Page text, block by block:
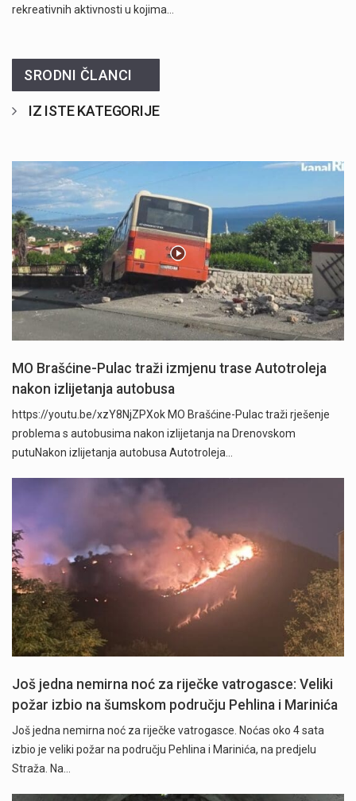
rekreativnih aktivnosti u kojima…
SRODNI ČLANCI
IZ ISTE KATEGORIJE
MO Brašćine-Pulac traži izmjenu trase Autotroleja
nakon izlijetanja autobusa
https://youtu.be/xzY8NjZPXok MO Brašćine-Pulac traži rješenje
problema s autobusima nakon izlijetanja na Drenovskom
putuNakon izlijetanja autobusa Autotroleja…
Još jedna nemirna noć za riječke vatrogasce: Veliki
požar izbio na šumskom području Pehlina i Marinića
Još jedna nemirna noć za riječke vatrogasce. Noćas oko 4 sata
izbio je veliki požar na području Pehlina i Marinića, na predjelu
Straža. Na…